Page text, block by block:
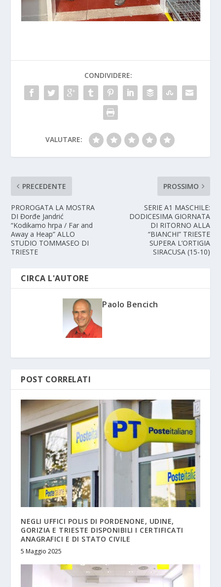
CONDIVIDERE:
VALUTARE:
PRECEDENTE
PROROGATA LA MOSTRA
DI Đorđe Jandrić
“Kodikamo hrpa / Far and
Away a Heap” ALLO
STUDIO TOMMASEO DI
TRIESTE
PROSSIMO
SERIE A1 MASCHILE:
DODICESIMA GIORNATA
DI RITORNO ALLA
“BIANCHI” TRIESTE
SUPERA L’ORTIGIA
SIRACUSA (15-10)
CIRCA L'AUTORE
Paolo Bencich
POST CORRELATI
NEGLI UFFICI POLIS DI PORDENONE, UDINE,
GORIZIA E TRIESTE DISPONIBILI I CERTIFICATI
ANAGRAFICI E DI STATO CIVILE
5 Maggio 2025